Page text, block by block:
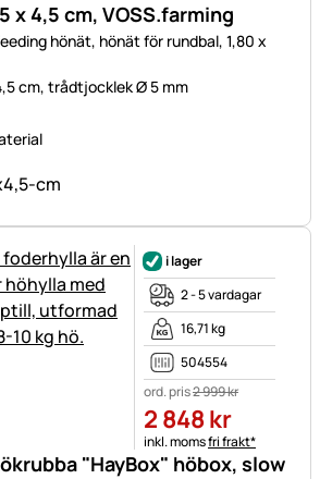
x 4,5 cm, VOSS.farming
hönät, hönät för rundbal, 1,80 x
cm, trådtjocklek Ø 5 mm
"HayBox" höbox, slow
i lager
2 - 5 vardagar
16,71 kg
504554
ord. pris2 999kr
2 848kr
Skatteinformation:
inkl. momsfri frakt*